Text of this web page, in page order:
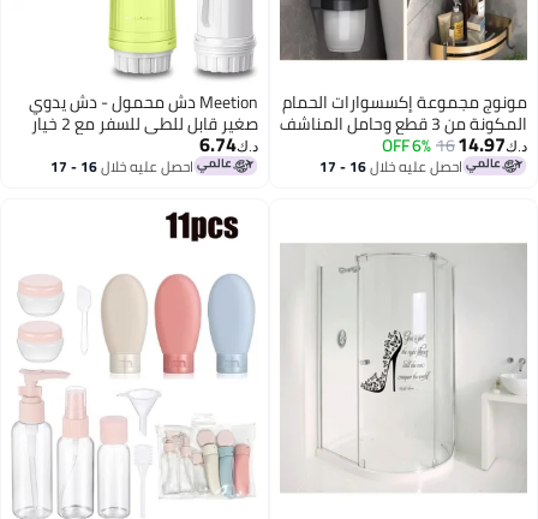
مونوج مجموعة إكسسوارات الحمام
المكونة من 3 قطع وحامل المناشف
وفرشاة المرحاض المزدوجة وسلة
التعليق على الحائط.
د.ك‏14.97
16
6% OFF
احصل عليه خلال 16 - 17
Meetion دش محمول - دش يدوي
صغير قابل للطي للسفر مع 2 خيار
ضغط رذاذ كهربائي للحمام للنظافة
الشخصية / العناية بعد الولادة /
(أخضر)
د.ك‏6.74
احصل عليه خلال 16 - 17